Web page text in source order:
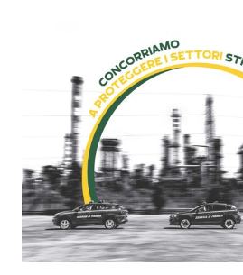
Istituti
formazione